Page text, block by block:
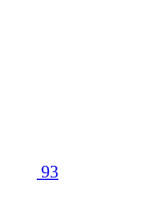
93